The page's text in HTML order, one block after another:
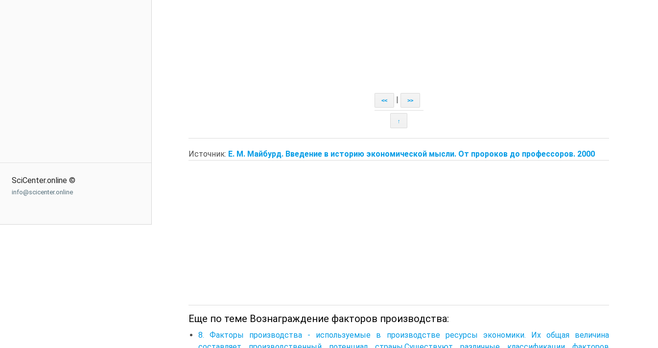
SciCenter.online ©
info@scicenter.online
<< >>
↑
Источник: Е. М. Майбурд. Введение в историю экономической мысли. От пророков до профессоров. 2000
Еще по теме Вознаграждение факторов производства:
8. Факторы производства - используемые в производстве ресурсы экономики. Их общая величина